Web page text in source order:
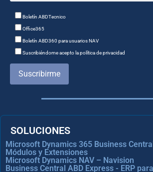
Boletín ABDTecnico
Office365
Boletín ABD360 para usuarios NAV
Suscribiéndome acepto la política de privacidad
Suscribirme
SOLUCIONES
Microsoft Dynamics 365 Business
Módulos y Extensiones
Microsoft Dynamics NAV – Navision
Business Central ABD Express - ERP